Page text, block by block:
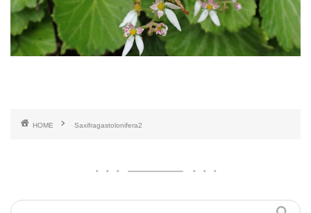
HOME Saxifragastolonifera2